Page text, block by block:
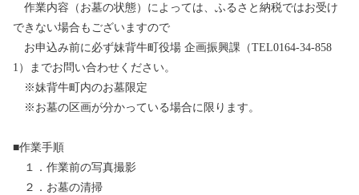
作業内容（お墓の状態）によっては、ふるさと納税ではお受け
できない場合もございますので
お申込み前に必ず妹背牛町役場 企画振興課（TEL0164-34-858
1）までお問い合わせください。
※妹背牛町内のお墓限定
※お墓の区画が分かっている場合に限ります。
■作業手順
１．作業前の写真撮影
２．お墓の清掃